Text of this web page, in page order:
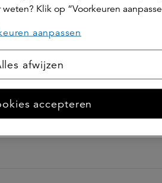
Research & Intelligence en
Klik op “Voorkeuren
aanpassen
afwijzen
accepteren